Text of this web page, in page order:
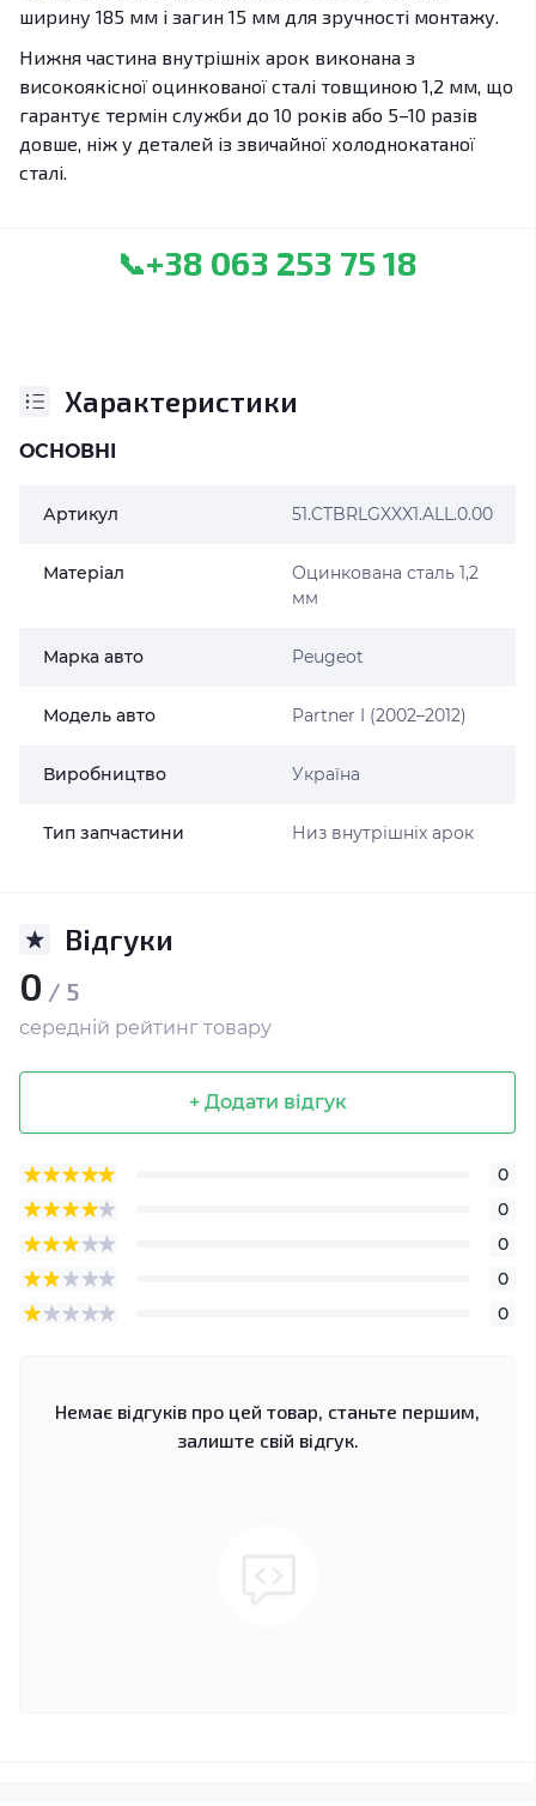
ширину 185 мм і загин 15 мм для зручності монтажу.
Нижня частина внутрішніх арок виконана з
високоякісної оцинкованої сталі товщиною 1,2 мм, що
гарантує термін служби до 10 років або 5–10 разів
довше, ніж у деталей із звичайної холоднокатаної
сталі.
📞+38 063 253 75 18
Характеристики
ОСНОВНІ
Артикул 51.CTBRLGXXX1.ALL.0.00
Матеріал
Оцинкована сталь 1,2
мм
Марка авто Peugeot
Модель авто Partner I (2002–2012)
Виробництво Україна
Тип запчастини Низ внутрішніх арок
Відгуки
0 / 5
середній рейтинг товару
+ Додати відгук
0
0
0
0
0
Немає відгуків про цей товар, станьте першим,
залиште свій відгук.